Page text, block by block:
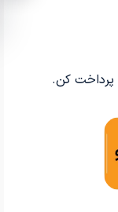
پرداخت کن.